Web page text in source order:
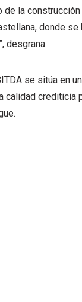
de la
donde se
desgrana.
se sitúa en
calidad crediticia